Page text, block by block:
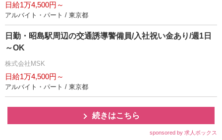
日給1万4,500円～
アルバイト・パート / 東京都
日勤・昭島駅周辺の交通誘導警備員/入社祝い金あり/週1日
～OK
株式会社MSK
日給1万4,500円～
アルバイト・パート / 東京都
続きはこちら
sponsored by 求人ボックス